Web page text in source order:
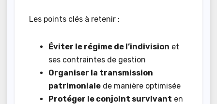
Les points clés à retenir :
Éviter le régime de l’indivision et
ses contraintes de gestion
Organiser la transmission
patrimoniale de manière optimisée
Protéger le conjoint survivant en